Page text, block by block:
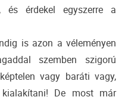
érdekel egyszerre a
is azon a véleményen
szemben szigorú
vagy baráti vagy,
De most már